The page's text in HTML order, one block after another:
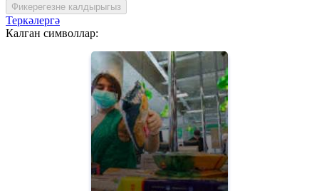
Фикерегезне калдырыгыз
Теркәлергә
Калган символлар: